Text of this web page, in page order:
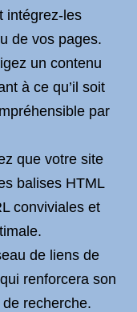
intégrez-les
de vos pages.
un contenu
à ce qu’il soit
par
que votre site
balises HTML
conviviales et
de liens de
renforcera son
recherche.